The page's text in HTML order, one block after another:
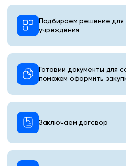
Подбираем решение для
учреждения
Готовим документы для
поможем оформить
Заключаем договор